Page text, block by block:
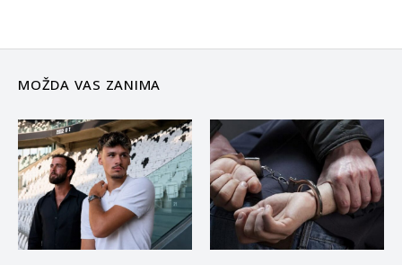
MOŽDA VAS ZANIMA